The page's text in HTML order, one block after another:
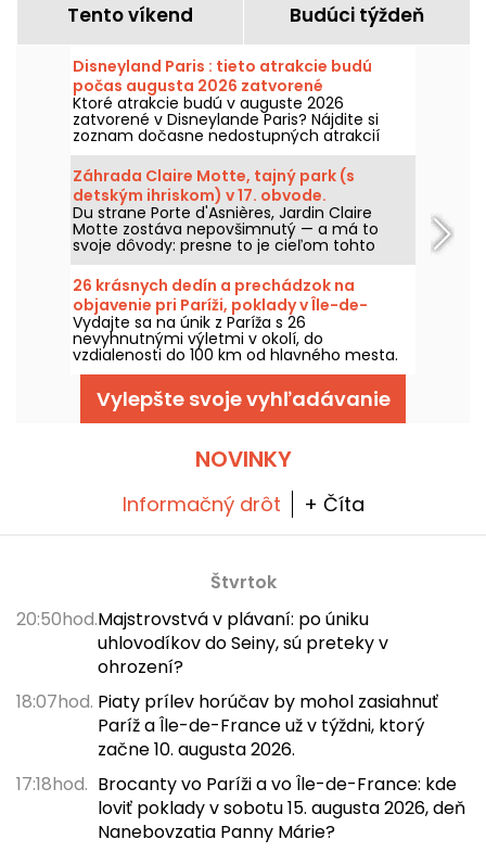
Tento víkend Budúci týždeň
Disneyland Paris : tieto atrakcie budú
počas augusta 2026 zatvorené
Ktoré atrakcie budú v auguste 2026
zatvorené v Disneylande Paris? Nájdite si
zoznam dočasne nedostupných atrakcií
kvôli údržbe alebo rekonštrukcii, aby ste si
mohli naplánovať návštevu v parkoch
Disney.
Záhrada Claire Motte, tajný park (s
detským ihriskom) v 17. obvode.
Du strane Porte d'Asnières, Jardin Claire
Motte zostáva nepovšimnutý — a má to
svoje dôvody: presne to je cieľom tohto
zeleného priestoru, ponúknuť miesto na
načerpanie síl, v úplnom pokoji.
26 krásnych dedín a prechádzok na
objavenie pri Paríži, poklady v Île-de-
France
Vydajte sa na únik z Paríža s 26
nevyhnutnými výletmi v okolí, do
vzdialenosti do 100 km od hlavného mesta.
Vylepšte svoje vyhľadávanie
NOVINKY
Informačný drôt + Číta
Štvrtok
20:50hod.Majstrovstvá v plávaní: po úniku
uhlovodíkov do Seiny, sú preteky v
ohrození?
18:07hod. Piaty prílev horúčav by mohol zasiahnuť
Paríž a Île-de-France už v týždni, ktorý
začne 10. augusta 2026.
17:18hod. Brocanty vo Paríži a vo Île-de-France: kde
loviť poklady v sobotu 15. augusta 2026, deň
Nanebovzatia Panny Márie?